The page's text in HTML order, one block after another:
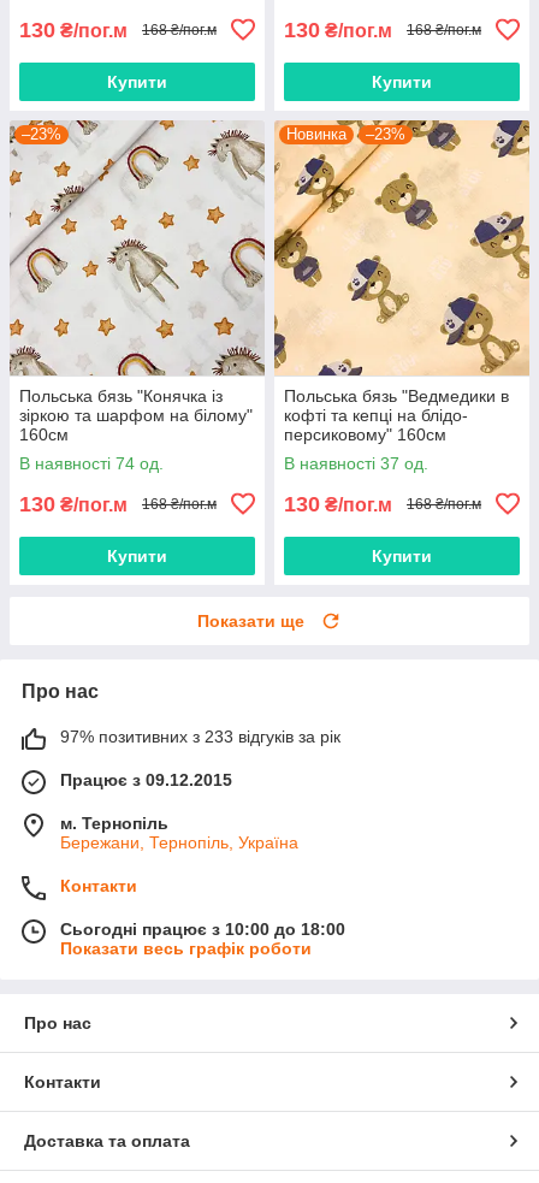
130 ₴/пог.м 168 ₴/пог.м
Купити
130 ₴/пог.м 168 ₴/пог.м
Купити
–23%
Польська бязь "Конячка із
зіркою та шарфом на білому"
160см
В наявності 74 од.
130 ₴/пог.м 168 ₴/пог.м
Купити
Новинка –23%
Польська бязь "Ведмедики в
кофті та кепці на блідо-
персиковому" 160см
В наявності 37 од.
130 ₴/пог.м 168 ₴/пог.м
Купити
Показати ще
Про нас
97% позитивних з 233 відгуків за рік
Працює з 09.12.2015
м. Тернопіль
Бережани, Тернопіль, Україна
Контакти
Сьогодні працює з 10:00 до 18:00
Показати весь графік роботи
Про нас
Контакти
Доставка та оплата